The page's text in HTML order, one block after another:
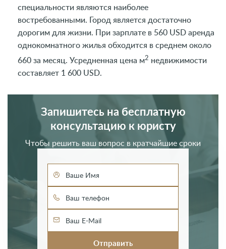
специальности являются наиболее
востребованными. Город является достаточно
дорогим для жизни. При зарплате в 560 USD аренда
однокомнатного жилья обходится в среднем около
660 за месяц. Усредненная цена м2 недвижимости
составляет 1 600 USD.
Запишитесь на бесплатную
консультацию к юристу
Чтобы решить ваш вопрос в кратчайшие сроки